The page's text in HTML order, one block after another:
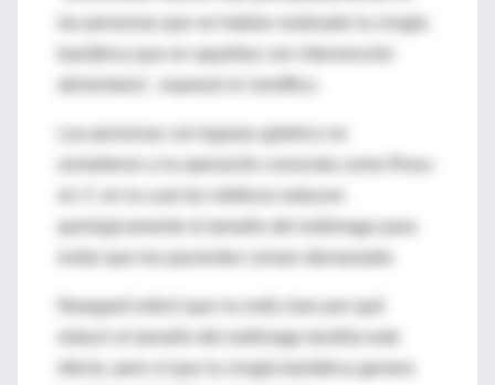
las personas que se habían realizado la cirugía
bariátrica que en aquellas con intervención
Las personas con bypass gástrico se
quirúrgicamente el tamaño del estómago para
Newgard indicó que no está claro por qué
reducir el tamaño del estómago tendría este
efecto, pero sí que la cirugía bariátrica genera